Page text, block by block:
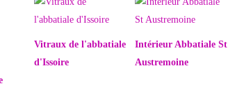
Vitraux de l'abbatiale
d'Issoire
Intérieur Abbatiale St
Austremoine